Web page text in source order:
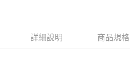
詳細說明 商品規格